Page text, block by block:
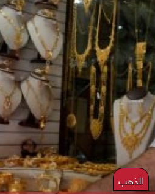
الذهب